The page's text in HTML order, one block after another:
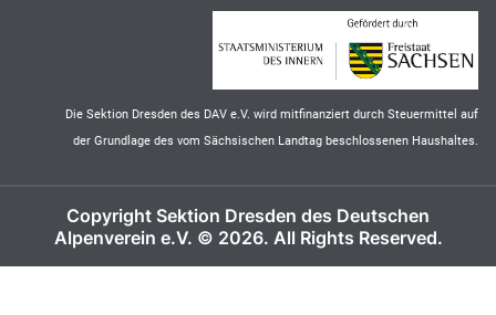
Die Sektion Dresden des DAV e.V. wird mitfinanziert durch Steuermittel auf
der Grundlage des vom Sächsischen Landtag beschlossenen Haushaltes.
Copyright Sektion Dresden des Deutschen
Alpenverein e.V. © 2026. All Rights Reserved.